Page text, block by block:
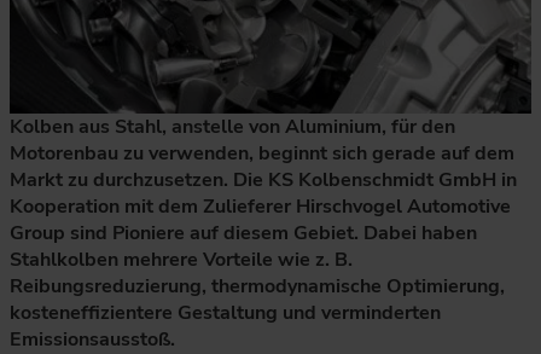
Kolben aus Stahl, anstelle von Aluminium, für den
Motorenbau zu verwenden, beginnt sich gerade auf dem
Markt zu durchzusetzen. Die KS Kolbenschmidt GmbH in
Kooperation mit dem Zulieferer Hirschvogel Automotive
Group sind Pioniere auf diesem Gebiet. Dabei haben
Stahlkolben mehrere Vorteile wie z. B.
Reibungsreduzierung, thermodynamische Optimierung,
kosteneffizientere Gestaltung und verminderten
Emissionsausstoß.